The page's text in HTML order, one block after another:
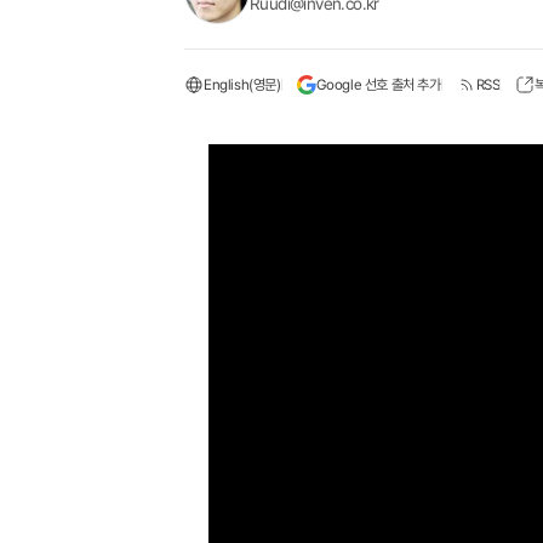
English(영문) Google 선호 출처 추가 RSS